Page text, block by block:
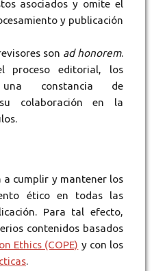
asociados y omite el
y publicación
son ad honorem.
proceso editorial, los
constancia de
colaboración en la
a cumplir y mantener los
ético en todas las
Para tal efecto,
contenidos basados
Ethics (COPE) y con los
.